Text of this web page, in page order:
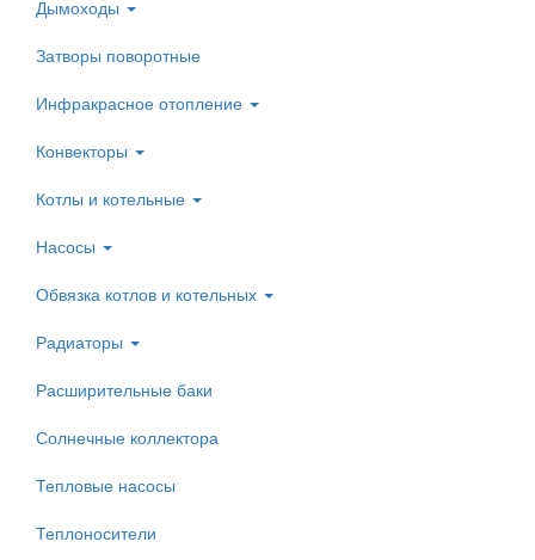
Дымоходы
Затворы поворотные
Инфракрасное отопление
Конвекторы
Котлы и котельные
Насосы
Обвязка котлов и котельных
Радиаторы
Расширительные баки
Солнечные коллектора
Тепловые насосы
Теплоносители